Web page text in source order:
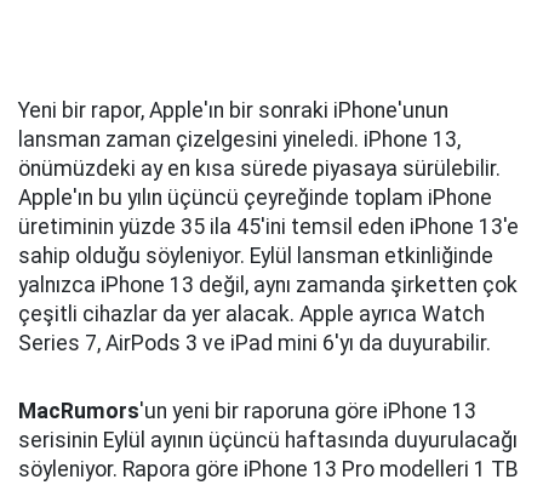
Yeni bir rapor, Apple'ın bir sonraki iPhone'unun
lansman zaman çizelgesini yineledi. iPhone 13,
önümüzdeki ay en kısa sürede piyasaya sürülebilir.
Apple'ın bu yılın üçüncü çeyreğinde toplam iPhone
üretiminin yüzde 35 ila 45'ini temsil eden iPhone 13'e
sahip olduğu söyleniyor. Eylül lansman etkinliğinde
yalnızca iPhone 13 değil, aynı zamanda şirketten çok
çeşitli cihazlar da yer alacak. Apple ayrıca Watch
Series 7, AirPods 3 ve iPad mini 6'yı da duyurabilir.
MacRumors'un yeni bir raporuna göre iPhone 13
serisinin Eylül ayının üçüncü haftasında duyurulacağı
söyleniyor. Rapora göre iPhone 13 Pro modelleri 1 TB